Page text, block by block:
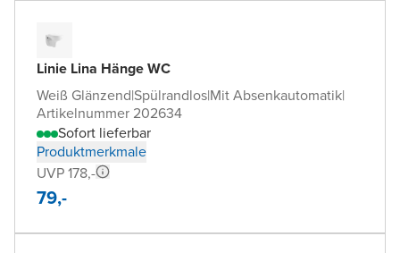
Linie Lina Hänge WC
Weiß Glänzend|Spülrandlos|Mit Absenkautomatik|
Artikelnummer 202634
Sofort lieferbar
Produktmerkmale
UVP 178,-
79,-